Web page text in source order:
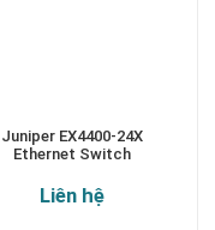
Juniper EX4400-24X
Ethernet Switch
Liên hệ